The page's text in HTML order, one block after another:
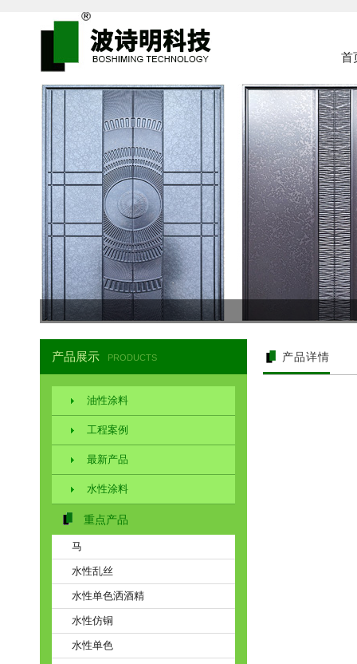
首
产品展示 PRODUCTS
油性涂料
工程案例
最新产品
水性涂料
重点产品
马
水性乱丝
水性单色洒酒精
水性仿铜
水性单色
产品详情